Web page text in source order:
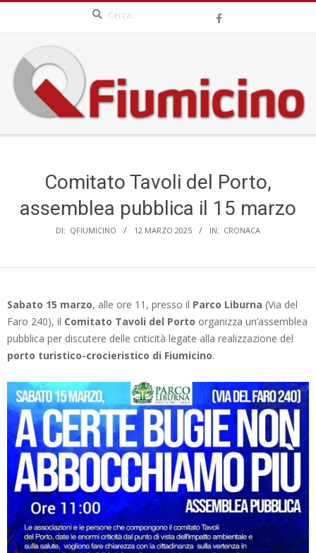
content
QFIUMICINO.COM
Comitato Tavoli del Porto,
assemblea pubblica il 15 marzo
DI: QFIUMICINO 12 MARZO 2025 IN: CRONACA
Sabato 15 marzo, alle ore 11, presso il Parco Liburna (Via del
Faro 240), il Comitato Tavoli del Porto organizza un’assemblea
pubblica per discutere delle criticità legate alla realizzazione del
porto turistico-crocieristico di Fiumicino.